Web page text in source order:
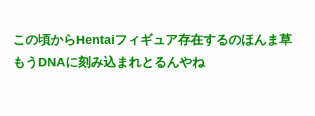
この頃からHentaiフィギュア存在するのほんま草
もうDNAに刻み込まれとるんやね